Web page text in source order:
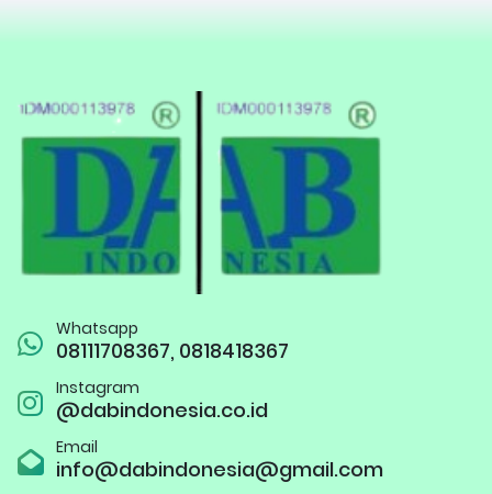
Whatsapp
08111708367, 0818418367
Instagram
@dabindonesia.co.id
Email
info@dabindonesia@gmail.com